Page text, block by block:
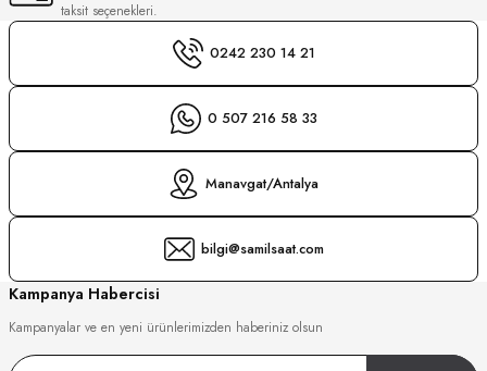
taksit seçenekleri.
0242 230 14 21
0 507 216 58 33
Manavgat/Antalya
bilgi@samilsaat.com
Kampanya Habercisi
Kampanyalar ve en yeni ürünlerimizden haberiniz olsun